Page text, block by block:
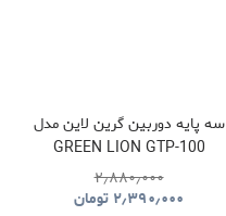
سه پایه دوربین گرین لاین مدل
GREEN LION GTP-100
GNTP100TRIBK
۲٫۸۸۰٫۰۰۰
۲٫۳۹۰٫۰۰۰ تومان